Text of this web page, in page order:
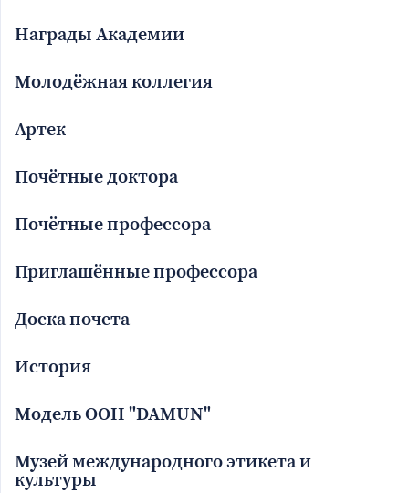
Награды Академии
Молодёжная коллегия
Артек
Почётные доктора
Почётные профессора
Приглашённые профессора
Доска почета
История
Модель ООН "DAMUN"
Музей международного этикета и
культуры